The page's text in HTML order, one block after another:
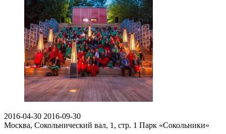
2016-04-30 2016-09-30
Москва, Сокольнический вал, 1, стр. 1 Парк «Сокольники»